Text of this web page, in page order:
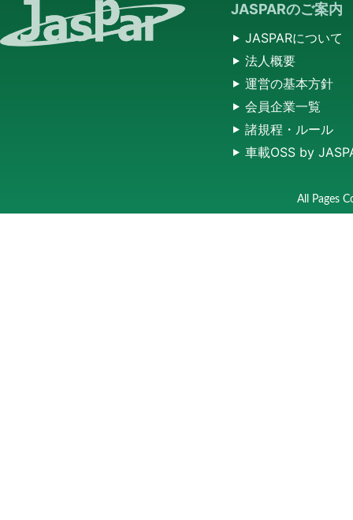
JASPARのご案内
JASPARについて
法人概要
運営の基本方針
会員企業一覧
諸規程・ルール
車載OSS by
All Pages